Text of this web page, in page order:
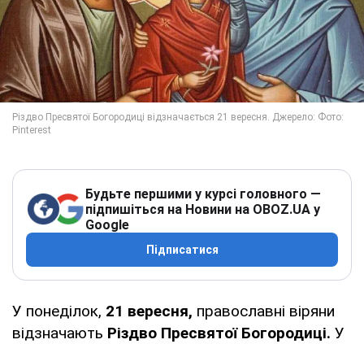
Будьте першими у курсі головного —
підпишіться на Новини на OBOZ.UA у
Google
Підписатися
У понеділок, 21 вересня, православні віряни
відзначають Різдво Пресвятої Богородиці. У